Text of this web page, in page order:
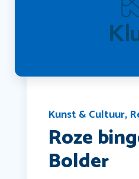
Kunst & Cultuur,
Roze
Bolder